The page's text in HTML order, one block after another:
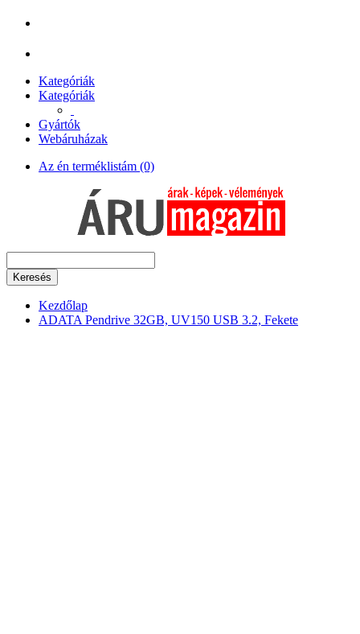
Kategóriák
Kategóriák
Gyártók
Webáruházak
Az én terméklistám (0)
Keresés
Kezdőlap
ADATA Pendrive 32GB, UV150 USB 3.2, Fekete